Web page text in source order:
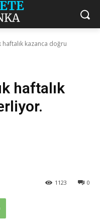
haftalık kazanca doğru
haftalık
0
1123